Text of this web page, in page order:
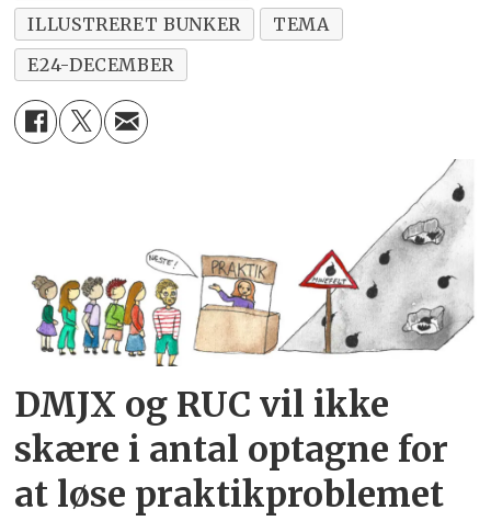
ILLUSTRERET BUNKER
TEMA
E24-DECEMBER
DMJX og RUC vil ikke
skære i antal optagne for
at løse praktikproblemet